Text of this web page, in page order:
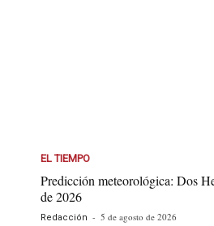
EL TIEMPO
Predicción meteorológica: Dos
de 2026
Redacción - 5 de agosto de 2026